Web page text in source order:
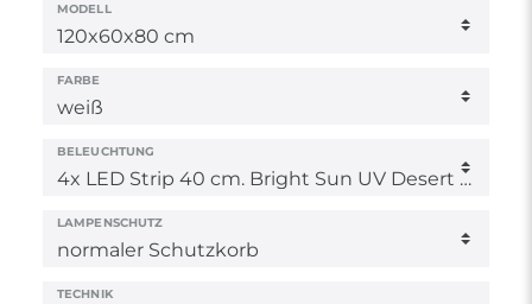
MODELL
FARBE
BELEUCHTUNG
LAMPENSCHUTZ
TECHNIK